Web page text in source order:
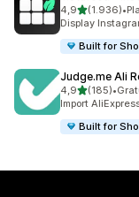
4,9de 5 estrelas
(1.936)
1936 total de•
Display
Built for
Judge.me Ali
4,9de 5 estrelas
(185)
185 total de•
Import
Built for